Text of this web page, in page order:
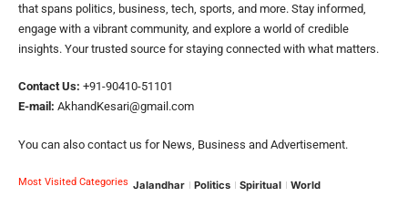
that spans politics, business, tech, sports, and more. Stay informed,
engage with a vibrant community, and explore a world of credible
insights. Your trusted source for staying connected with what matters.
Contact Us: +91-90410-51101
E-mail: AkhandKesari@gmail.com
You can also contact us for News, Business and Advertisement.
Most Visited Categories Jalandhar Politics Spiritual World